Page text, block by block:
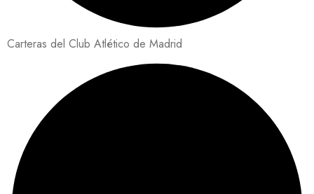
Carteras del Club Atlético de Madrid